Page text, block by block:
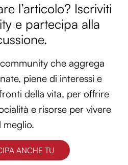
l’articolo? Iscriviti
e partecipa alla
che aggrega
piene di interessi e
della vita, per offrire
e risorse per vivere
meglio.
ANCHE TU